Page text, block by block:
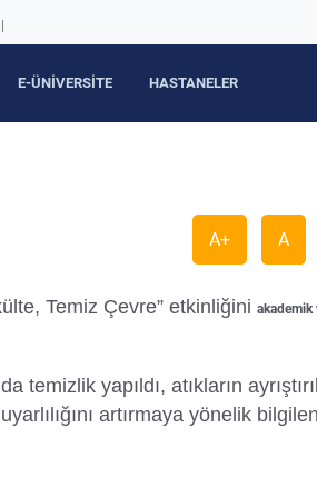
|
E-ÜNİVERSİTE HASTANELER
A+ A
Temiz Çevre” etkinliğini akademik
yapıldı, atıkların
artırmaya yönelik